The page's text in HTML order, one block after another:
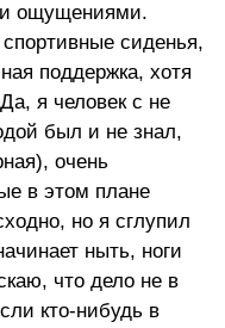
ощущениями.
сиденья,
поддержка, хотя
я человек с не
был и не знал,
очень
в этом плане
но я сглупил
ныть, ноги
что дело не в
кто-нибудь в